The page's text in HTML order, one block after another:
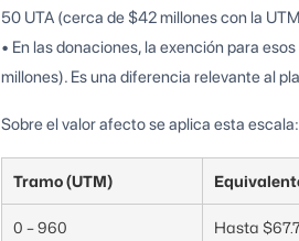
50 UTA (cerca de $42 millones con la
• En las donaciones, la exención para
millones). Es una diferencia relevante al
Sobre el valor afecto se aplica esta escala:
Tramo (UTM)
0 – 960 Hasta